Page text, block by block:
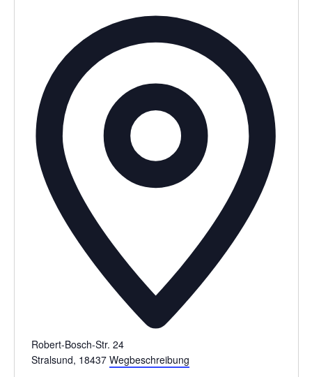
Robert-Bosch-Str. 24
Stralsund, 18437 Wegbeschreibung